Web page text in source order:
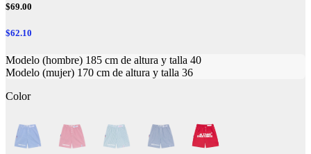
$69.00
$62.10
Modelo (hombre) 185 cm de altura y talla 40
Modelo (mujer) 170 cm de altura y talla 36
Color